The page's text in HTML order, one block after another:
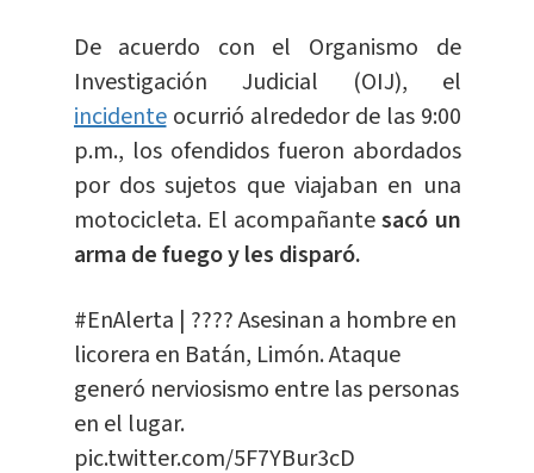
De acuerdo con el Organismo de
Investigación Judicial (OIJ), el
incidente ocurrió alrededor de las 9:00
p.m., los ofendidos fueron abordados
por dos sujetos que viajaban en una
motocicleta. El acompañantesacó un
arma de fuego y les disparó.
#EnAlerta | ???? Asesinan a hombre en
licorera en Batán, Limón. Ataque
generó nerviosismo entre las personas
en el lugar.
pic.twitter.com/5F7YBur3cD